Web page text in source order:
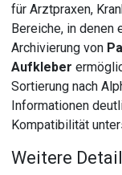
für Arztpraxen,
Bereiche, in denen
Archivierung von
Aufkleber
Sortierung nach
Informationen
Kompatibilität
Weitere